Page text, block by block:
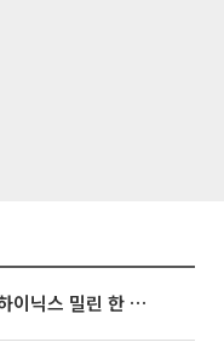
[베스트&워스트] 삼성전자·SK하이닉스 밀린 한 주…상상인증권은 85% 급등